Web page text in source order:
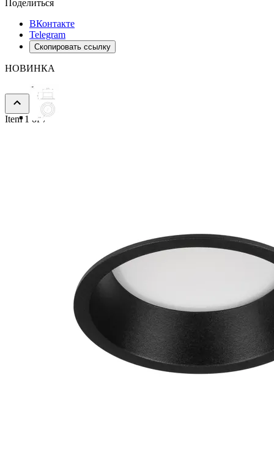
Поделиться
ВКонтакте
Telegram
Скопировать ссылку
НОВИНКА
Item 1 of 7